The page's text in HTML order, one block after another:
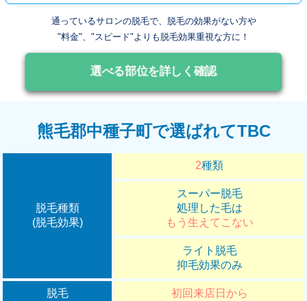
通っているサロンの脱毛で、脱毛の効果がない方や
"料金"、"スピード"よりも脱毛効果重視な方に！
選べる部位を詳しく確認
熊毛郡中種子町で選ばれてTBC
脱毛種類
(脱毛効果)
2種類
スーパー脱毛
処理した毛は
もう生えてこない
ライト脱毛
抑毛効果のみ
脱毛 初回来店日から